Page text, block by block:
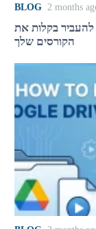
BLOG 2 months
להעביר בקלות את
הקורסים שלך